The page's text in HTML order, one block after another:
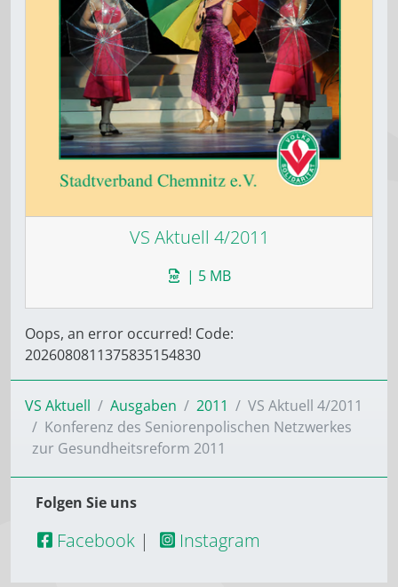
VS Aktuell 4/2011
| 5 MB
Oops, an error occurred! Code:
2026080811375835154830
VS Aktuell Ausgaben 2011
VS Aktuell 4/2011
Konferenz des Seniorenpolischen Netzwerkes
zur Gesundheitsreform 2011
Folgen Sie uns
Facebook | Instagram